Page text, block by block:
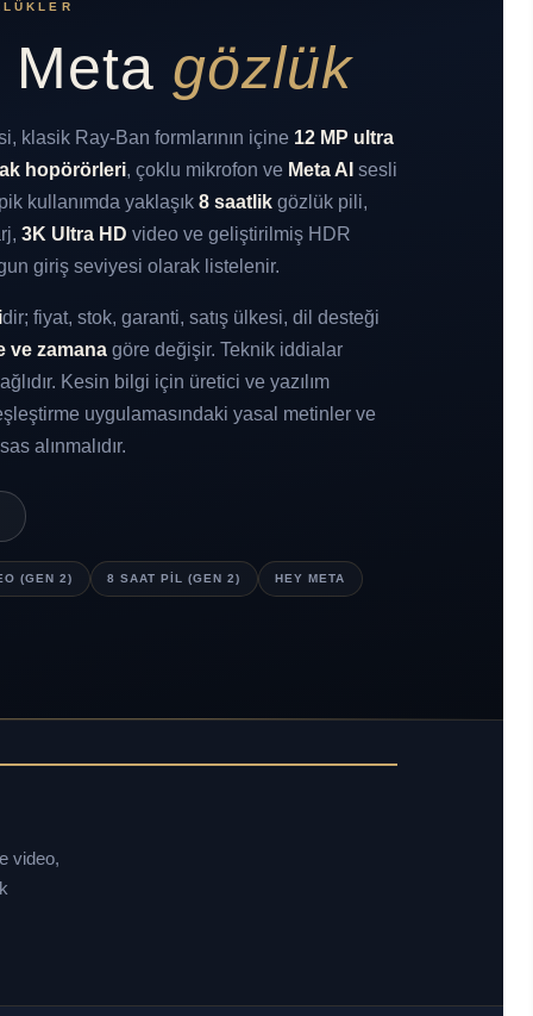
Meta gözlük
klasik Ray-Ban formlarının içine 12 MP ultra
hopörörleri, çoklu mikrofon ve Meta AI sesli
kullanımda yaklaşık 8 saatlikgözlük pili,
3K Ultra HD video ve geliştirilmiş HDR
giriş seviyesi olarak listelenir.
dir; fiyat, stok, garanti, satış ülkesi, dil desteği
ve zamanagöre değişir. Teknik iddialar
Kesin bilgi için üretici ve yazılım
uygulamasındaki yasal metinler ve
alınmalıdır.
(GEN 2) 8 SAAT PIL (GEN 2) HEY META
video,